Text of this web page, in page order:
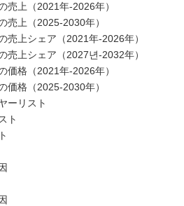
売上（2021年-2026年）
売上（2025-2030年）
売上シェア（2021年-2026年）
売上シェア（2027년-2032年）
価格（2021年-2026年）
価格（2025-2030年）
ーリスト
ト